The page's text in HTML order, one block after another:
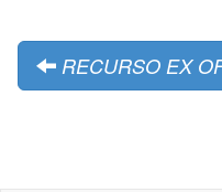
RECURSO EX